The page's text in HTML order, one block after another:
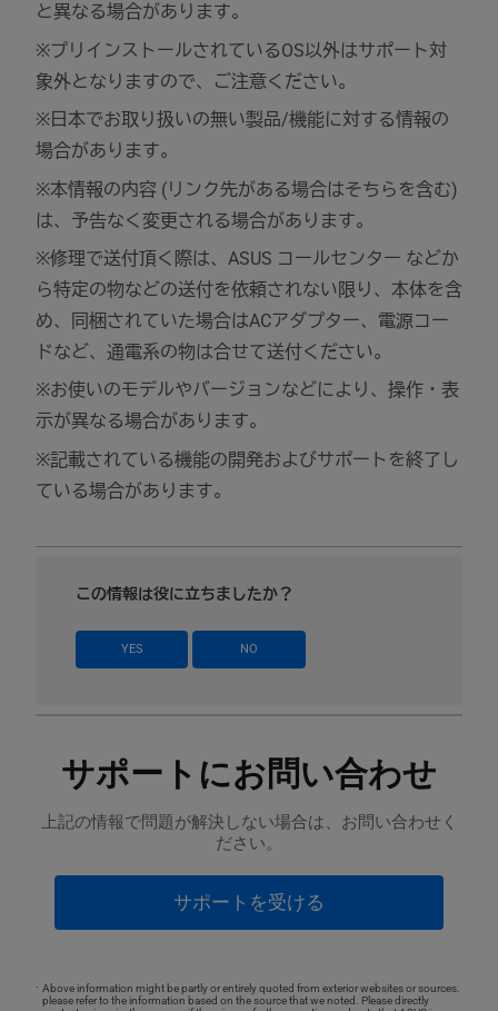
と異なる場合があります。
※プリインストールされているOS以外はサポート対
象外となりますので、ご注意ください。
※日本でお取り扱いの無い製品/機能に対する情報の
場合があります。
※本情報の内容 (リンク先がある場合はそちらを含む)
は、予告なく変更される場合があります。
※修理で送付頂く際は、ASUS コールセンター などか
ら特定の物などの送付を依頼されない限り、本体を含
め、同梱されていた場合はACアダプター、電源コー
ドなど、通電系の物は合せて送付ください。
※お使いのモデルやバージョンなどにより、操作・表
示が異なる場合があります。
※記載されている機能の開発およびサポートを終了し
ている場合があります。
この情報は役に立ちましたか？
YES NO
サポートにお問い合わせ
上記の情報で問題が解決しない場合は、お問い合わせく
ださい。
サポートを受ける
Above information might be partly or entirely quoted from exterior websites or sources.
please refer to the information based on the source that we noted. Please directly